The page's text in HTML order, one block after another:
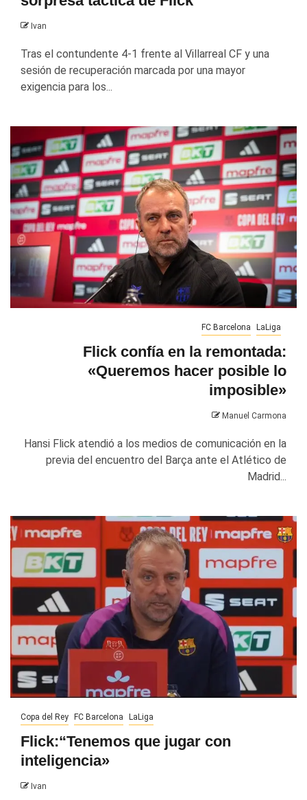
Ivan
Tras el contundente 4-1 frente al Villarreal CF y una
sesión de recuperación marcada por una mayor
exigencia para los...
FC Barcelona LaLiga
Flick confía en la remontada:
«Queremos hacer posible lo
imposible»
Manuel Carmona
Hansi Flick atendió a los medios de comunicación en la
previa del encuentro del Barça ante el Atlético de
Madrid...
Copa del Rey FC Barcelona LaLiga
Flick:“Tenemos que jugar con
inteligencia»
Ivan